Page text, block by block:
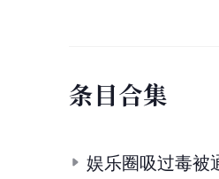
条目合集
娱乐圈吸过毒被